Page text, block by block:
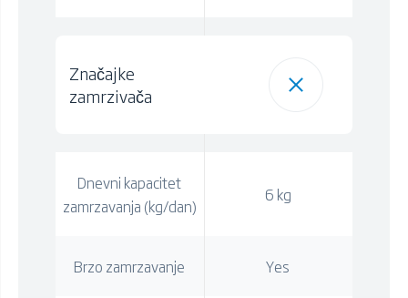
Značajke
zamrzivača
Dnevni kapacitet
zamrzavanja (kg/dan)
6 kg
Brzo zamrzavanje Yes